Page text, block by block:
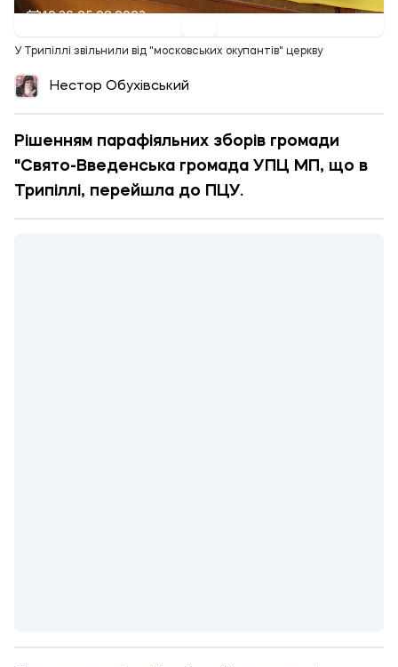
10:36 25.08.2023
У Трипіллі звільнили від "московських окупантів" церкву
Нестор Обухівський
Рішенням парафіяльних зборів громади
"Свято-Введенська громада УПЦ МП, що в
Трипіллі, перейшла до ПЦУ.